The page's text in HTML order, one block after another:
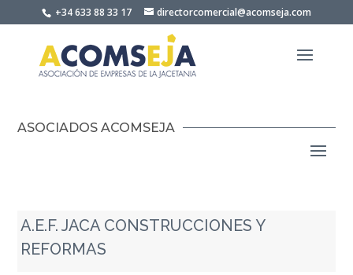
to
+34 633 88 33 17 directorcomercial@acomseja.com
ASOCIADOS ACOMSEJA
A.E.F. JACA CONSTRUCCIONES Y
REFORMAS